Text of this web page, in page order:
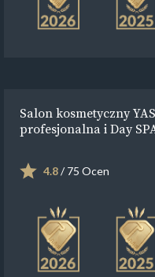
Salon kosmetyczny
profesjonalna i Day
4.8/ 75 Ocen